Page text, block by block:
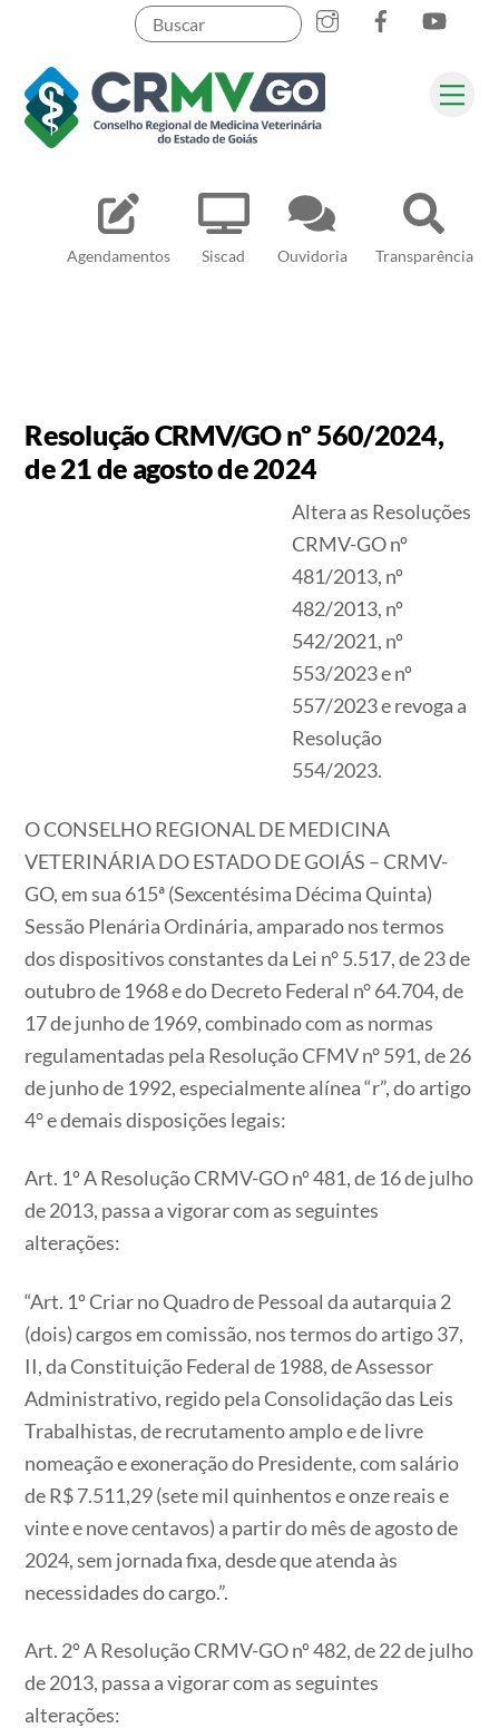
content
Agendamentos Siscad Ouvidoria Transparência
Pesquisar
Resolução CRMV/GO nº 560/2024,
de 21 de agosto de 2024
Altera as Resoluções
CRMV-GO nº
481/2013, nº
482/2013, nº
542/2021, nº
553/2023 e nº
557/2023 e revoga a
Resolução
554/2023.
O CONSELHO REGIONAL DE MEDICINA
VETERINÁRIA DO ESTADO DE GOIÁS – CRMV-
GO, em sua 615ª (Sexcentésima Décima Quinta)
Sessão Plenária Ordinária, amparado nos termos
dos dispositivos constantes da Lei n° 5.517, de 23 de
outubro de 1968 e do Decreto Federal n° 64.704, de
17 de junho de 1969, combinado com as normas
regulamentadas pela Resolução CFMV n° 591, de 26
de junho de 1992, especialmente alínea “r”, do artigo
4° e demais disposições legais:
Art. 1º A Resolução CRMV-GO nº 481, de 16 de julho
de 2013, passa a vigorar com as seguintes
alterações:
“Art. 1º Criar no Quadro de Pessoal da autarquia 2
(dois) cargos em comissão, nos termos do artigo 37,
II, da Constituição Federal de 1988, de Assessor
Administrativo, regido pela Consolidação das Leis
Trabalhistas, de recrutamento amplo e de livre
nomeação e exoneração do Presidente, com salário
de R$ 7.511,29 (sete mil quinhentos e onze reais e
vinte e nove centavos) a partir do mês de agosto de
2024, sem jornada fixa, desde que atenda às
necessidades do cargo.”.
Art. 2º A Resolução CRMV-GO nº 482, de 22 de julho
de 2013, passa a vigorar com as seguintes
alterações: